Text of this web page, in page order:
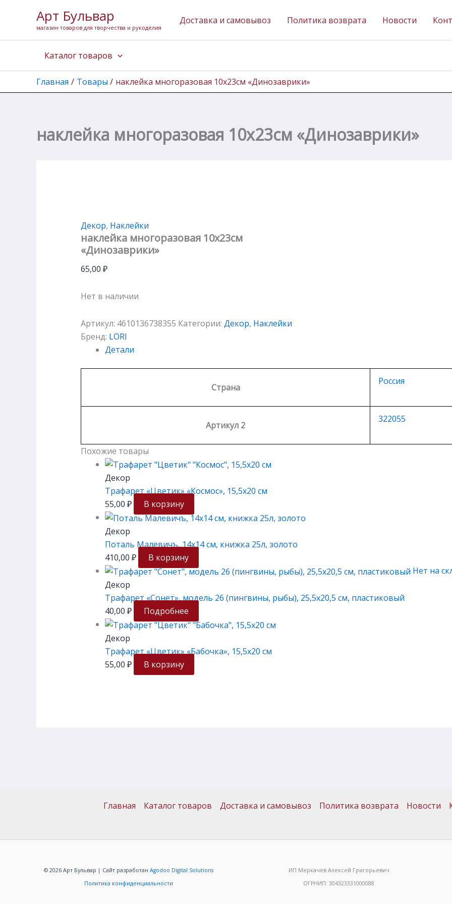
содержимому
Арт Бульвар
магазин товаров для творчества и рукоделия
Доставка и самовывоз Политика возврата Новости
Каталог товаров
Главная Товары наклейка многоразовая 10х23см «Динозаврики»
наклейка многоразовая 10х23см «Динозаврики»
Декор, Наклейки
наклейка многоразовая 10х23см
«Динозаврики»
65,00 ₽
Нет в наличии
Артикул: 4610136738355 Категории: Декор, Наклейки
Бренд: LORI
Детали
Страна
Россия
Артикул 2
322055
Похожие товары
Декор
Трафарет «Цветик» «Космос», 15,5х20 см
55,00 ₽ В корзину
Декор
Поталь Малевичъ, 14х14 см, книжка 25л, золото
410,00 ₽
В корзину
Нет на
Декор
Трафарет «Сонет», модель 26 (пингвины, рыбы), 25,5х20,5 см, пластиковый
40,00 ₽ Подробнее
Декор
Трафарет «Цветик» «Бабочка», 15,5х20 см
55,00 ₽ В корзину
Главная Каталог товаров Доставка и самовывоз Политика возврата Новости
© 2026 Арт Бульвар | Сайт разработанAgodoo Digital Solutions
Политика конфиденциальности
ИП Меркачёв Алексей Григорьевич
ОГРНИП: 304323331000088